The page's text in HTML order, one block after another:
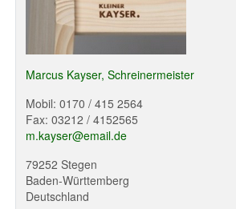
Marcus Kayser, Schreinermeister
Mobil: 0170 / 415 2564
Fax: 03212 / 4152565
m.kayser@email.de
79252 Stegen
Baden-Württemberg
Deutschland